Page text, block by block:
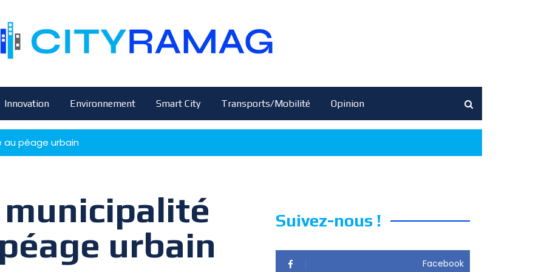
Innovation Environnement Smart City Transports/Mobilité Opinion
au péage urbain
municipalité
urbain
Suivez-nous !
Facebook